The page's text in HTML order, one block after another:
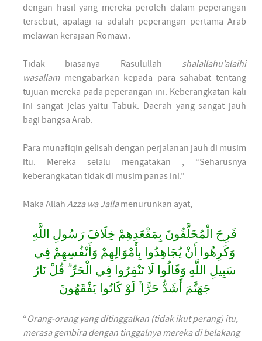
dengan hasil yang mereka peroleh dalam peperangan
tersebut, apalagi ia adalah peperangan pertama Arab
melawan kerajaan Romawi.
Tidak biasanya Rasulullah shalallahu’alaihi
wasallammengabarkan kepada para sahabat tentang
tujuan mereka pada peperangan ini. Keberangkatan kali
ini sangat jelas yaitu Tabuk. Daerah yang sangat jauh
bagi bangsa Arab.
Para munafiqin gelisah dengan perjalanan jauh di musim
itu. Mereka selalu mengatakan , “Seharusnya
keberangkatan tidak di musim panas ini.”
Maka Allah Azza wa Jallamenurunkan ayat,
فَرِحَ الْمُخَلَّفُونَ بِمَقْعَدِهِمْ خِلَافَ رَسُولِ اللَّهِ
وَكَرِهُوا أَنْ يُجَاهِدُوا بِأَمْوَالِهِمْ وَأَنْفُسِهِمْ فِي
سَبِيلِ اللَّهِ وَقَالُوا لَا تَنْفِرُوا فِي الْحَرِّ ۗ قُلْ نَارُ
جَهَنَّمَ أَشَدُّ حَرًّا ۚ لَوْ كَانُوا يَفْقَهُونَ
“Orang-orang yang ditinggalkan (tidak ikut perang) itu,
merasa gembira dengan tinggalnya mereka di belakang